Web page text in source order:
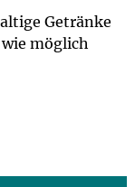
Getränke
möglich